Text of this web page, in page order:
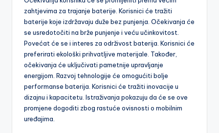
zahtjevima za trajanje baterije. Korisnici će tražiti
baterije koje izdržavaju duže bez punjenja. Očekivanja će
se usredotočiti na brže punjenje i veću učinkovitost.
Povećat će se i interes za održivost baterija. Korisnici će
preferirati ekološki prihvatljive materijale. Također,
očekivanja će uključivati pametnije upravljanje
energijom. Razvoj tehnologije će omogućiti bolje
performanse baterija. Korisnici će tražiti inovacije u
dizajnu i kapacitetu. Istraživanja pokazuju da će se ove
promjene dogoditi zbog rastuće ovisnosti o mobilnim
uređajima.